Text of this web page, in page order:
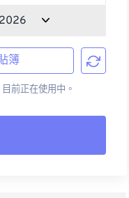
簿
前正在使用中。